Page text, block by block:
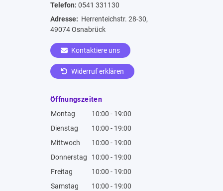
Telefon: 0541 331130
Adresse: Herrenteichstr. 28-30,
49074 Osnabrück
Kontaktiere uns
Widerruf erklären
Öffnungszeiten
Montag
10:00 - 19:00
Dienstag
10:00 - 19:00
Mittwoch
10:00 - 19:00
Donnerstag
10:00 - 19:00
Freitag
10:00 - 19:00
Samstag
10:00 - 19:00